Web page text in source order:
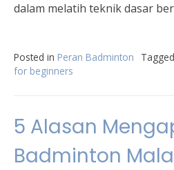
dalam melatih teknik dasar
Posted in Peran Badminton Tagged
for beginners
5 Alasan
Badminton